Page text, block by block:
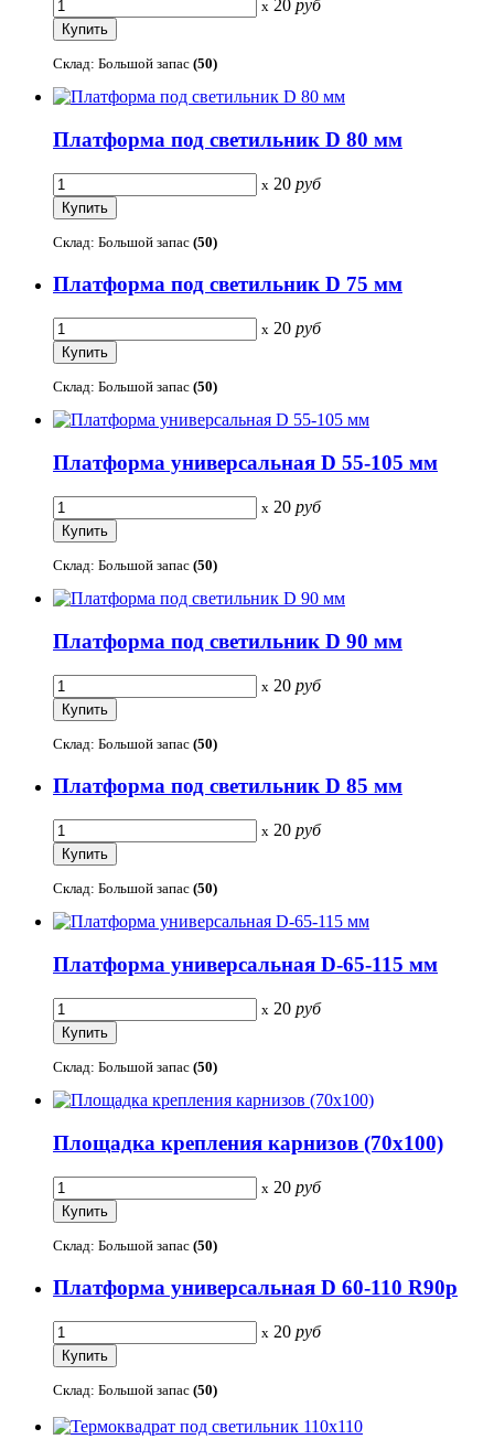
x 20 руб
Склад: Большой запас (50)
Платформа под светильник D 80 мм
x 20 руб
Склад: Большой запас (50)
Платформа под светильник D 75 мм
x 20 руб
Склад: Большой запас (50)
Платформа универсальная D 55-105 мм
x 20 руб
Склад: Большой запас (50)
Платформа под светильник D 90 мм
x 20 руб
Склад: Большой запас (50)
Платформа под светильник D 85 мм
x 20 руб
Склад: Большой запас (50)
Платформа универсальная D-65-115 мм
x 20 руб
Склад: Большой запас (50)
Площадка крепления карнизов (70х100)
x 20 руб
Склад: Большой запас (50)
Платформа универсальная D 60-110 R90p
x 20 руб
Склад: Большой запас (50)